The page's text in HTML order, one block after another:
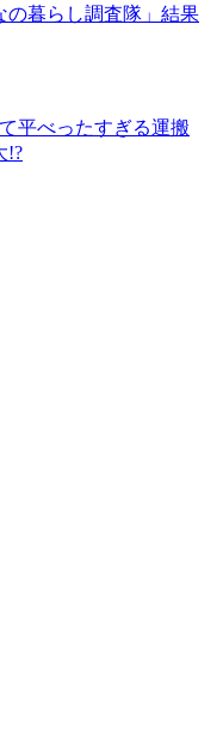
の暮らし調査隊」結果
平べったすぎる運搬
!?